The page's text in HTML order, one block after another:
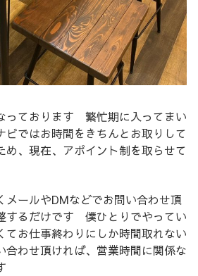
っております 繁忙期に入ってまい
ではお時間をきちんとお取りして
め、現在、アポイント制を取らせて
メールやDMなどでお問い合わせ頂
するだけです 僕ひとりでやってい
てお仕事終わりにしか時間取れない
合わせ頂ければ、営業時間に関係な